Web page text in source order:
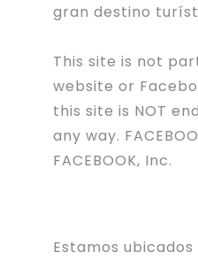
gran destino
This site is not
website or
this site is NOT
any way.
FACEBOOK, Inc.
Estamos